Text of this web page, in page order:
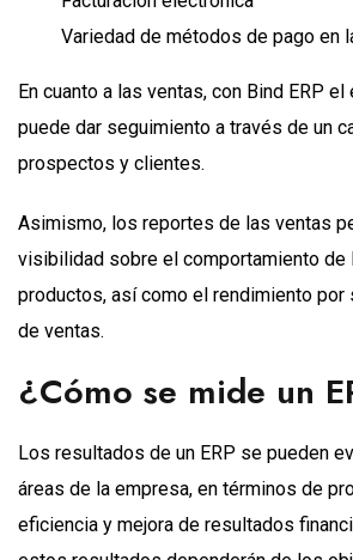
Variedad de métodos de pago en
En cuanto a las ventas, con Bind ERP
puede dar seguimiento a través de un
prospectos y clientes.
Asimismo, los reportes de las ventas
visibilidad sobre el comportamiento
productos, así como el rendimiento por
de ventas.
¿Cómo se mide un
Los resultados de un ERP se pueden
áreas de la empresa, en términos de
eficiencia y mejora de resultados